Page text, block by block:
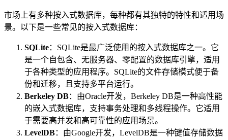
市场上有多种按入式数据库，每种都有其独特的特性和适用场
景。以下是一些常见的按入式数据库：
SQLite：SQLite是最广泛使用的按入式数据库之一。它
是一个自包含、无服务器、零配置的数据库引擎，适用
于各种类型的应用程序。SQLite的文件存储模式便于备
份和迁移，且支持多平台运行。
Berkeley DB：由Oracle开发，Berkeley DB是一种高性能
的嵌入式数据库，支持事务处理和多线程操作。它适用
于需要高并发和高可靠性的应用场景。
LevelDB：由Google开发，LevelDB是一种键值存储数据